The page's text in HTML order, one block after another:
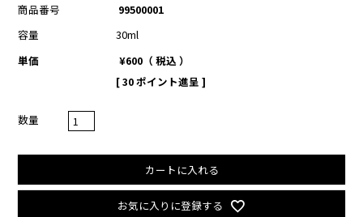
商品番号
99500001
容量
30ml
単価
¥600
税込
[30ポイント進呈 ]
お気に入りに登録する
カートに入れる